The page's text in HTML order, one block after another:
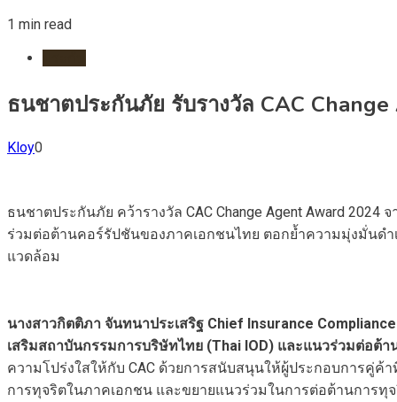
1 min read
ธนชาตประกันภัย รับรางวัล CAC
Kloy0
ธนชาตประกันภัย คว้ารางวัล CAC Change Agent Award
ร่วมต่อต้านคอร์รัปชันของภาคเอกชนไทย ตอกย้ำความมุ่งมั่นด
แวดล้อม
นางสาวกิตติภา จันทนาประเสริฐ Chief Insurance
เสริมสถาบันกรรมการบริษัทไทย (Thai IOD) และแนวร่วมต่อต้
ความโปร่งใสให้กับ CAC ด้วยการสนับสนุนให้ผู้ประกอบการคู่
การทุจริตในภาคเอกชน และขยายแนวร่วมในการต่อต้านการ